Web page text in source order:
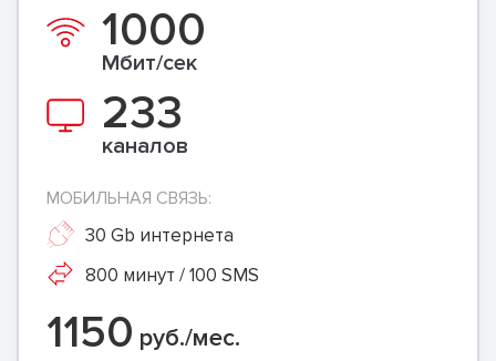
1000
Мбит/сек
233
каналов
МОБИЛЬНАЯ СВЯЗЬ:
30 Gb интернета
800 минут / 100 SMS
1150 руб./мес.